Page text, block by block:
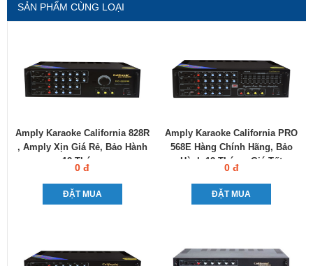
SẢN PHẨM CÙNG LOẠI
Amply Karaoke California 828R
, Amply Xịn Giá Rẻ, Bảo Hành
12 Tháng
0 đ
ĐẶT MUA
Amply Karaoke California PRO
568E Hàng Chính Hãng, Bảo
Hành 12 Tháng, Giá Tốt
0 đ
ĐẶT MUA